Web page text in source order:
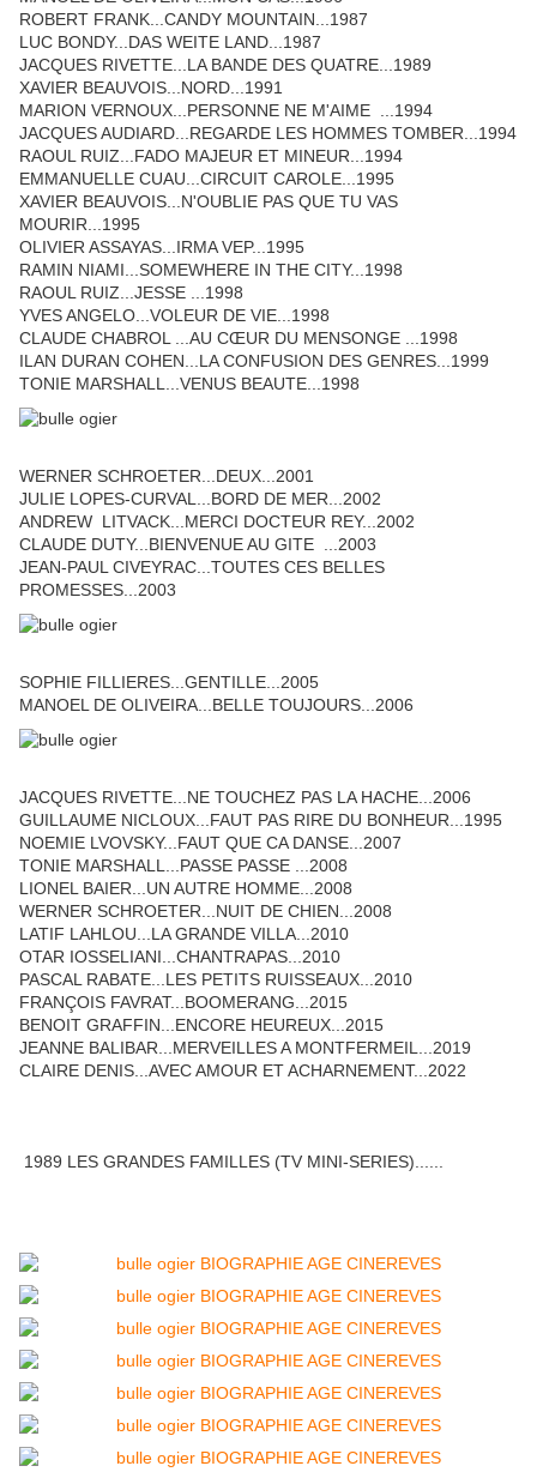
ROBERT FRANK...CANDY MOUNTAIN...1987
LUC BONDY...DAS WEITE LAND...1987
JACQUES RIVETTE...LA BANDE DES QUATRE...1989
XAVIER BEAUVOIS...NORD...1991
MARION VERNOUX...PERSONNE NE M'AIME ...1994
JACQUES AUDIARD...REGARDE LES HOMMES TOMBER...1994
RAOUL RUIZ...FADO MAJEUR ET MINEUR...1994
EMMANUELLE CUAU...CIRCUIT CAROLE...1995
XAVIER BEAUVOIS...N'OUBLIE PAS QUE TU VAS
MOURIR...1995
OLIVIER ASSAYAS...IRMA VEP...1995
RAMIN NIAMI...SOMEWHERE IN THE CITY...1998
RAOUL RUIZ...JESSE ...1998
YVES ANGELO...VOLEUR DE VIE...1998
CLAUDE CHABROL ...AU CŒUR DU MENSONGE ...1998
ILAN DURAN COHEN...LA CONFUSION DES GENRES...1999
TONIE MARSHALL...VENUS BEAUTE...1998
WERNER SCHROETER...DEUX...2001
JULIE LOPES-CURVAL...BORD DE MER...2002
ANDREW LITVACK...MERCI DOCTEUR REY...2002
CLAUDE DUTY...BIENVENUE AU GITE ...2003
JEAN-PAUL CIVEYRAC...TOUTES CES BELLES
PROMESSES...2003
SOPHIE FILLIERES...GENTILLE...2005
MANOEL DE OLIVEIRA...BELLE TOUJOURS...2006
JACQUES RIVETTE...NE TOUCHEZ PAS LA HACHE...2006
GUILLAUME NICLOUX...FAUT PAS RIRE DU BONHEUR...1995
NOEMIE LVOVSKY...FAUT QUE CA DANSE...2007
TONIE MARSHALL...PASSE PASSE ...2008
LIONEL BAIER...UN AUTRE HOMME...2008
WERNER SCHROETER...NUIT DE CHIEN...2008
LATIF LAHLOU...LA GRANDE VILLA...2010
OTAR IOSSELIANI...CHANTRAPAS...2010
PASCAL RABATE...LES PETITS RUISSEAUX...2010
FRANÇOIS FAVRAT...BOOMERANG...2015
BENOIT GRAFFIN...ENCORE HEUREUX...2015
JEANNE BALIBAR...MERVEILLES A MONTFERMEIL...2019
CLAIRE DENIS...AVEC AMOUR ET ACHARNEMENT...2022
1989 LES GRANDES FAMILLES (TV MINI-SERIES)......